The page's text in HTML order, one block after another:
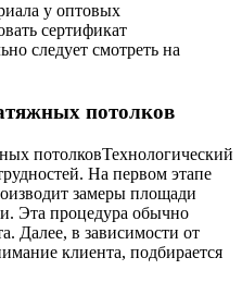
у оптовых
сертификат
следует смотреть на
потолков
Технологический
На первом этапе
замеры площади
Эта процедура обычно
Далее, в зависимости от
клиента, подбирается